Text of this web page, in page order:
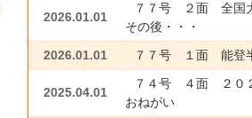
2026.01.01
７７号 ２面 全国
その後・・・
2026.01.01 ７７号 １面 能登半
2025.04.01
７４号 ４面 ２０
おねがい